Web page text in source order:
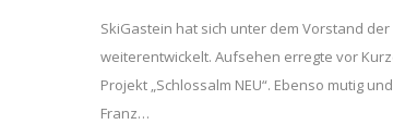
SkiGastein hat sich unter dem Vorstand
weiterentwickelt. Aufsehen erregte vor
Projekt „Schlossalm NEU“. Ebenso mutig
Franz…